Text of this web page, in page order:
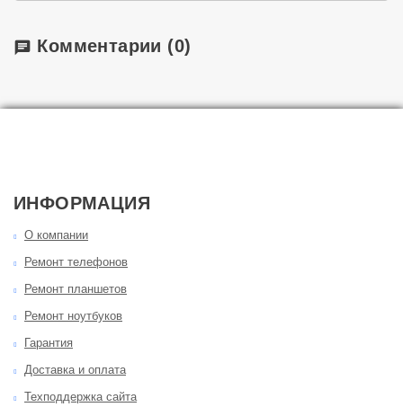
chat Комментарии (0)
ИНФОРМАЦИЯ
О компании
Ремонт телефонов
Ремонт планшетов
Ремонт ноутбуков
Гарантия
Доставка и оплата
Техподдержка сайта